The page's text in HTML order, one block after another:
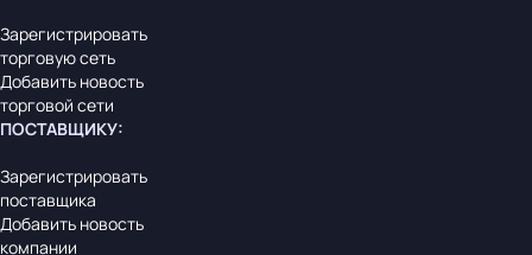
Зарегистрировать
торговую сеть
Добавить новость
торговой сети
ПОСТАВЩИКУ:
Зарегистрировать
поставщика
Добавить новость
компании